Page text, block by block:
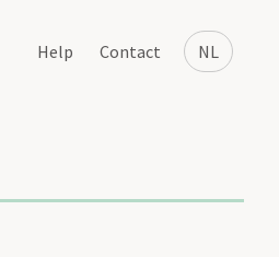
NL
Help Contact